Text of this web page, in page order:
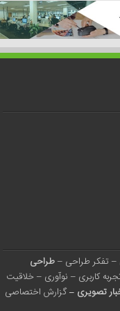
– تفکر طراحی –طراحی
کاربری – نوآوری –خلاقیت
تصویری –گزارش اختصاصی